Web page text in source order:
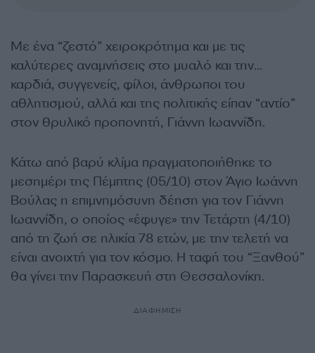
Με ένα “ζεστό” χειροκρότημα και με τις
καλύτερες αναμνήσεις στο μυαλό και την…
καρδιά, συγγενείς, φίλοι, άνθρωποι του
αθλητισμού, αλλά και της πολιτικής είπαν “αντίο”
στον θρυλικό προπονητή, Γιάννη Ιωαννίδη.
Κάτω από βαρύ κλίμα πραγματοποιήθηκε το
μεσημέρι της Πέμπτης (05/10) στον Άγιο Ιωάννη
Βούλας η επιμνημόσυνη δέηση για τον Γιάννη
Ιωαννίδη, ο οποίος «έφυγε» την Τετάρτη (4/10)
από τη ζωή σε ηλικία 78 ετών, με την τελετή να
είναι ανοιχτή για τον κόσμο. Η ταφή του “Ξανθού”
θα γίνει την Παρασκευή στη Θεσσαλονίκη.
ΔΙΑΦΗΜΙΣΗ